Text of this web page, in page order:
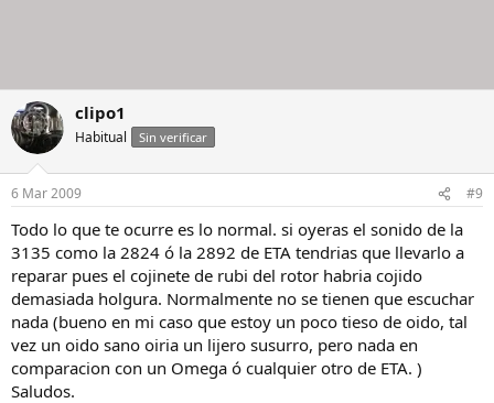
clipo1
Habitual Sin verificar
6 Mar 2009 #9
Todo lo que te ocurre es lo normal. si oyeras el sonido de la
3135 como la 2824 ó la 2892 de ETA tendrias que llevarlo a
reparar pues el cojinete de rubi del rotor habria cojido
demasiada holgura. Normalmente no se tienen que escuchar
nada (bueno en mi caso que estoy un poco tieso de oido, tal
vez un oido sano oiria un lijero susurro, pero nada en
comparacion con un Omega ó cualquier otro de ETA. )
Saludos.